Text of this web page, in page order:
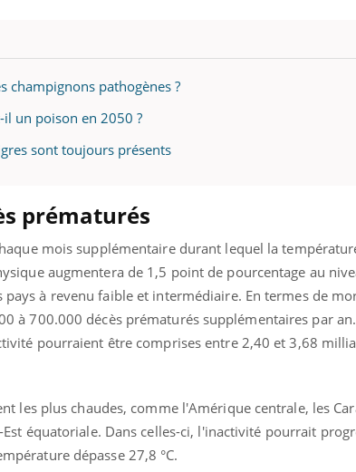
champignons pathogènes ?
un poison en 2050 ?
sont toujours présents
prématurés
mois supplémentaire durant lequel la
augmentera de 1,5 point de pourcentage au
à revenu faible et intermédiaire. En termes de
à 700.000 décès prématurés supplémentaires par
pourraient être comprises entre 2,40 et 3,68
les plus chaudes, comme l'Amérique centrale, les
équatoriale. Dans celles-ci, l'inactivité pourrait
dépasse 27,8 °C.